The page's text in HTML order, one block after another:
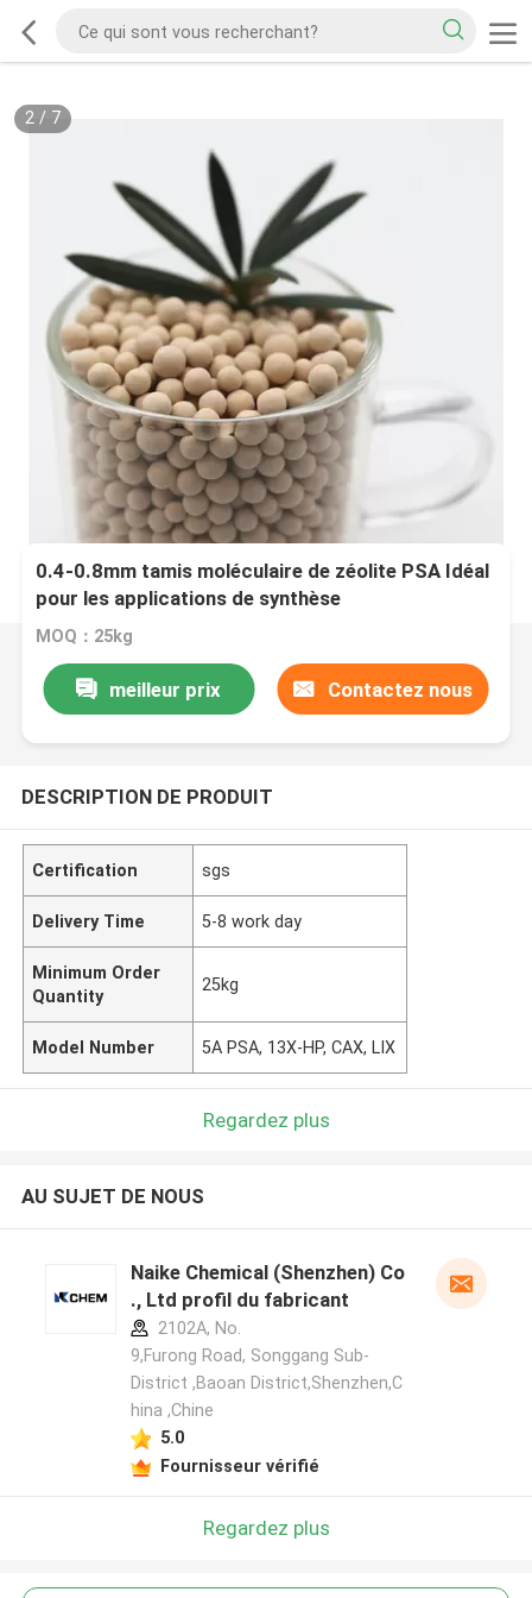
2/ 7
0.4-0.8mm tamis moléculaire de zéolite PSA Idéal
pour les applications de synthèse
MOQ：25kg
meilleur prix Contactez nous
DESCRIPTION DE PRODUIT
Certification sgs
Delivery Time 5-8 work day
Minimum Order
Quantity
25kg
Model Number 5A PSA, 13X-HP, CAX, LIX
Regardez plus
AU SUJET DE NOUS
Naike Chemical (Shenzhen) Co
., Ltd profil du fabricant
2102A, No.
9,Furong Road, Songgang Sub-
District ,Baoan District,Shenzhen,C
hina ,Chine
5.0
Fournisseur vérifié
Regardez plus